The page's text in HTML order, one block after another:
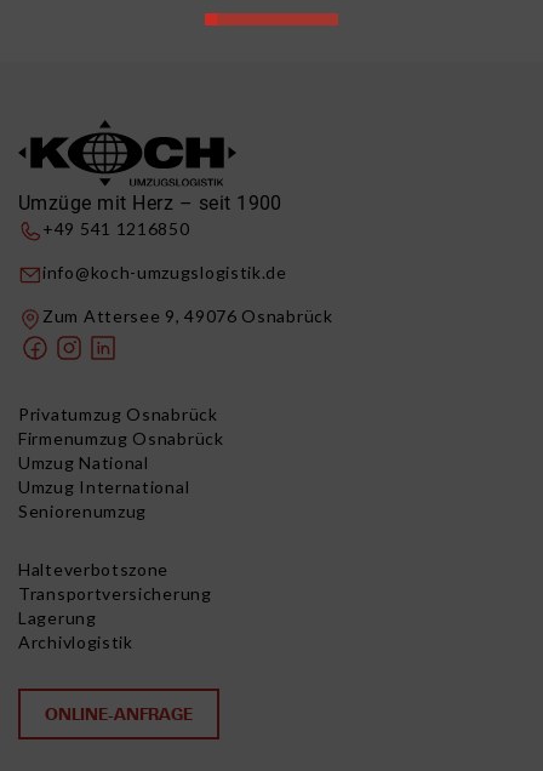
Umzüge mit Herz – seit 1900
+49 541 1216850
info@koch-umzugslogistik.de
Zum Attersee 9, 49076 Osnabrück
Privatumzug Osnabrück
Firmenumzug Osnabrück
Umzug National
Umzug International
Seniorenumzug
Halteverbotszone
Transportversicherung
Lagerung
Archivlogistik
ONLINE-ANFRAGE